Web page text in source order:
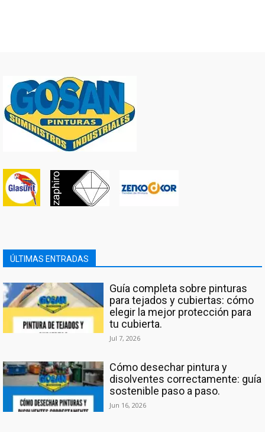
ÚLTIMAS ENTRADAS
Guía completa sobre pinturas
para tejados y cubiertas: cómo
elegir la mejor protección para
tu cubierta.
Jul 7, 2026
Cómo desechar pintura y
disolventes correctamente: guía
sostenible paso a paso.
Jun 16, 2026